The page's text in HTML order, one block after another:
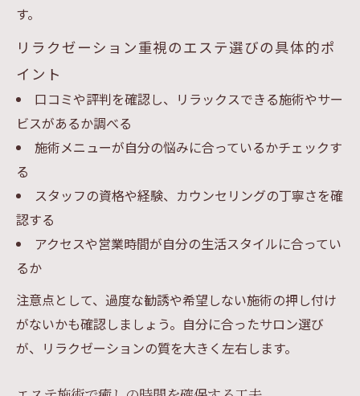
す。
リラクゼーション重視のエステ選びの具体的ポ
イント
口コミや評判を確認し、リラックスできる施術やサー
ビスがあるか調べる
施術メニューが自分の悩みに合っているかチェックす
る
スタッフの資格や経験、カウンセリングの丁寧さを確
認する
アクセスや営業時間が自分の生活スタイルに合ってい
るか
注意点として、過度な勧誘や希望しない施術の押し付け
がないかも確認しましょう。自分に合ったサロン選び
が、リラクゼーションの質を大きく左右します。